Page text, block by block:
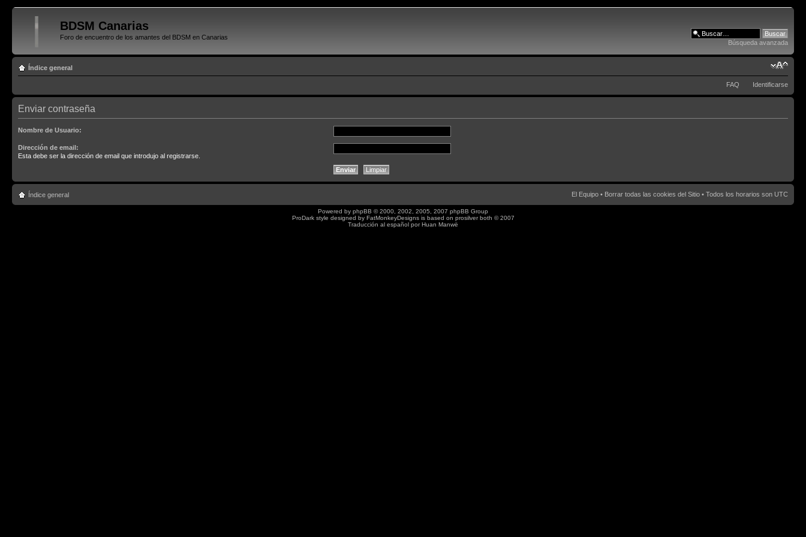
BDSM Canarias
Foro de encuentro de los amantes del BDSM en Canarias
Búsqueda avanzada
Índice general
FAQ Identificarse
Enviar contraseña
Nombre de Usuario:
Dirección de email:
Esta debe ser la dirección de email que introdujo al registrarse.
Índice general El Equipo • Borrar todas las cookies del Sitio • Todos los horarios son UTC
Powered by phpBB © 2000, 2002, 2005, 2007 phpBB Group
ProDark style designed by FatMonkeyDesignsis based on prosilverboth © 2007
Traducción al español porHuan Manwë